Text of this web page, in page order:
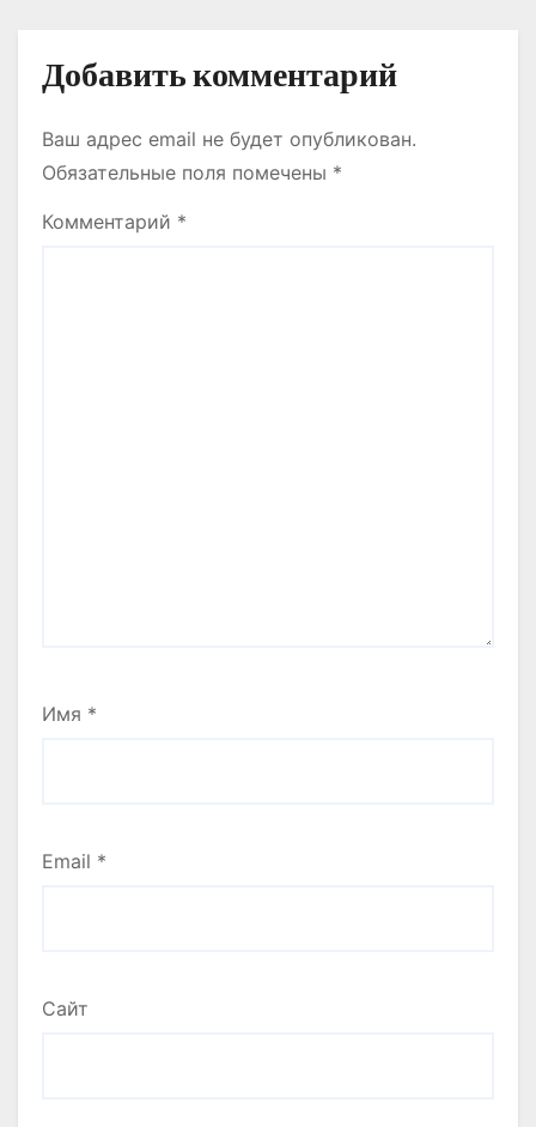
Добавить комментарий
Ваш адрес email не будет опубликован.
Обязательные поля помечены *
Комментарий *
Имя *
Email *
Сайт